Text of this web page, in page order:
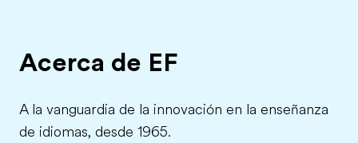
Acerca de EF
A la vanguardia de la innovación en la enseñanza
de idiomas, desde 1965.